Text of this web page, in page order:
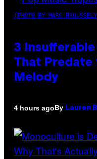
(PHOTO BY MARC
3
That Predate
Melody
4 hours agoBy Lauren